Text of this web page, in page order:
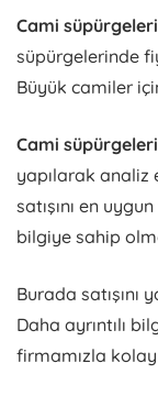
Cami
süpürgelerinde
Büyük camiler
Cami
yapılarak analiz
satışını en
bilgiye sahip
Burada
Daha ayrıntılı
firmamızla